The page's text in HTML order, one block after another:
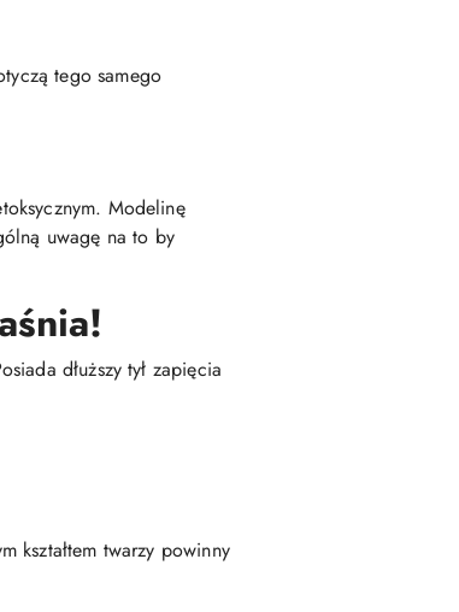
tego samego
Modelinę
uwagę na to by
dłuższy tył zapięcia
kształtem twarzy powinny